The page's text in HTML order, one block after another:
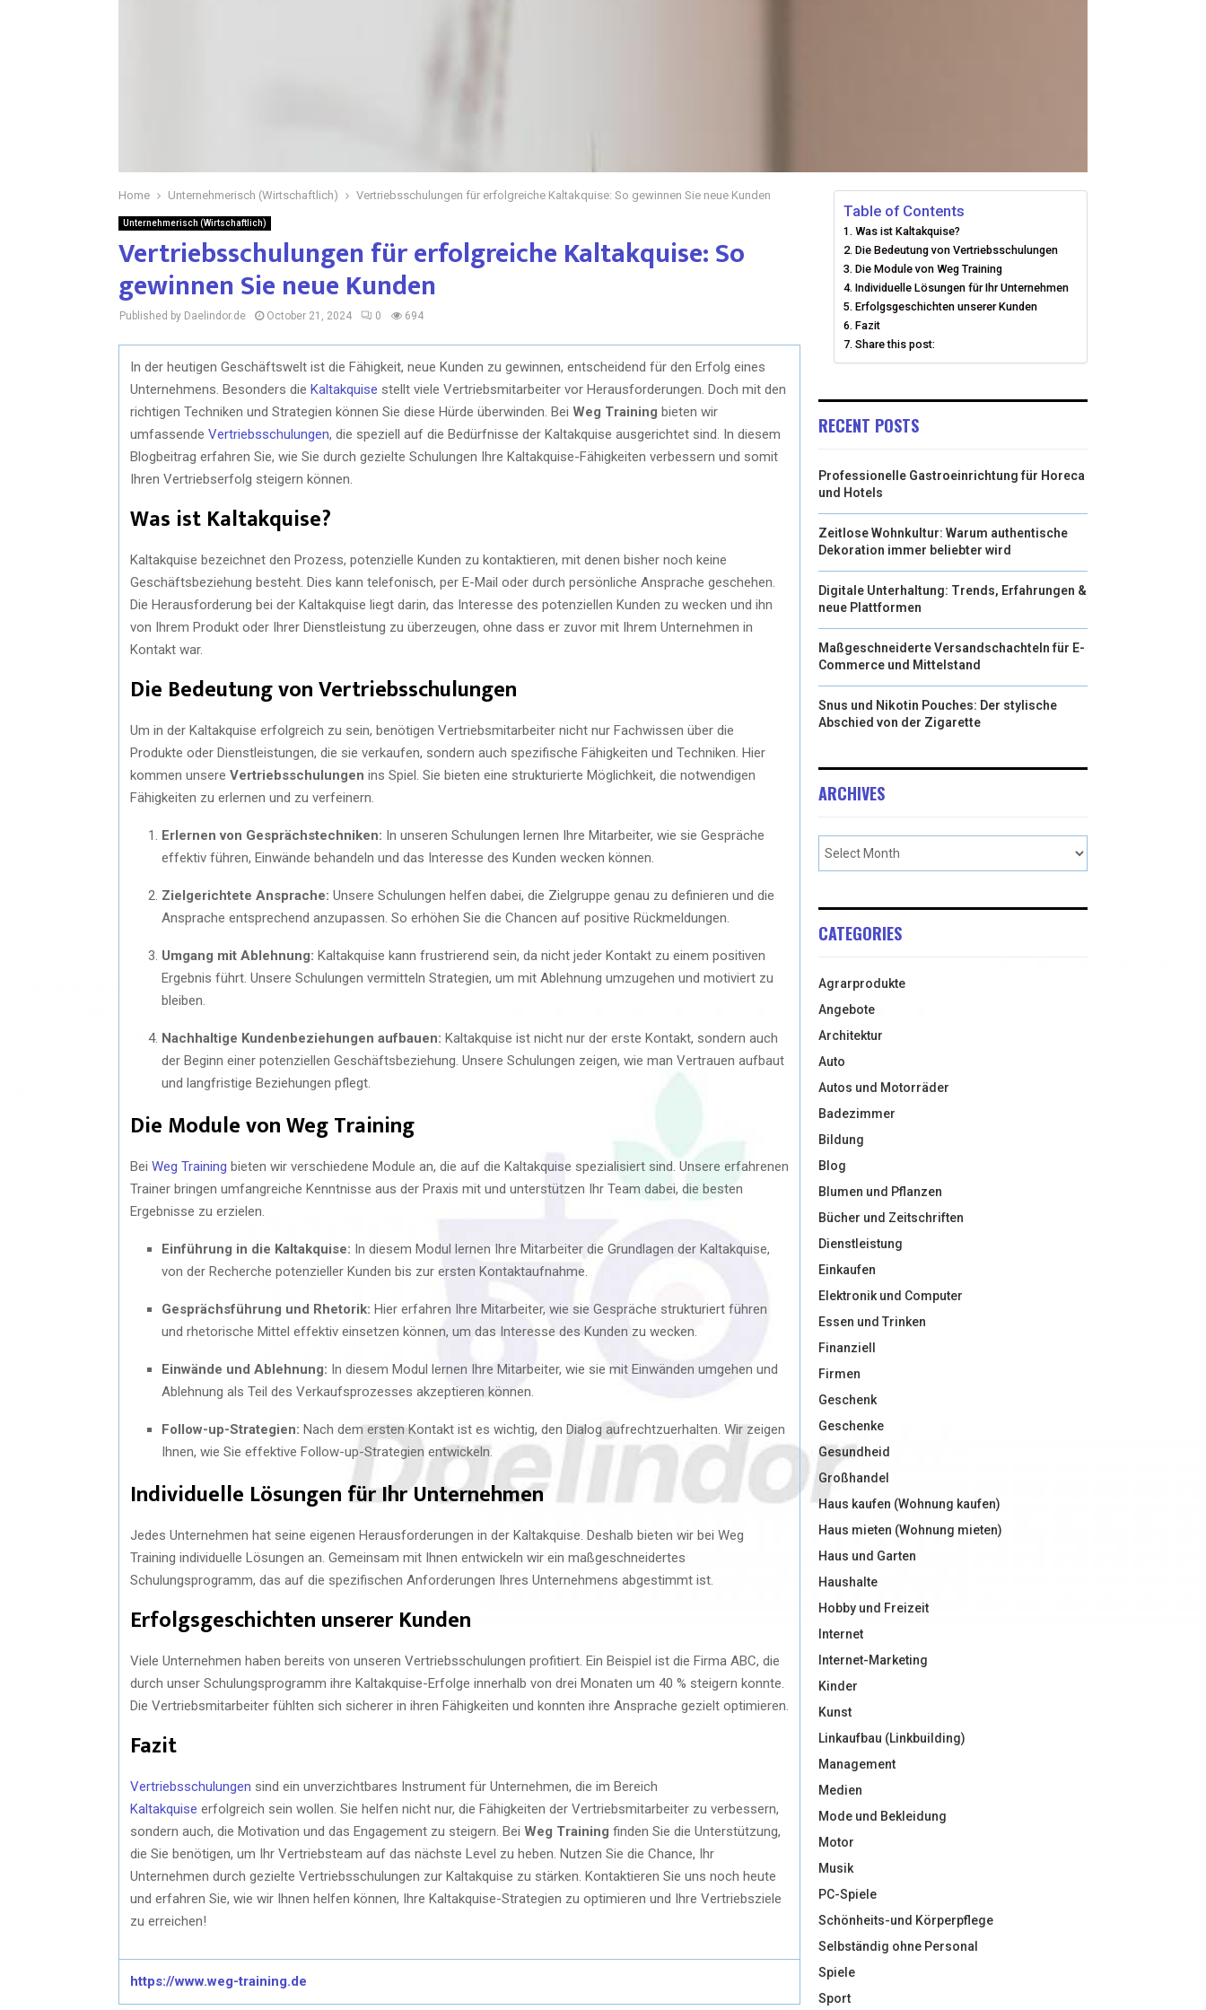
Home Unternehmerisch (Wirtschaftlich) Vertriebsschulungen für erfolgreiche Kaltakquise: So gewinnen Sie neue Kunden
Unternehmerisch (Wirtschaftlich)
Vertriebsschulungen für erfolgreiche Kaltakquise: So
gewinnen Sie neue Kunden
Published by Daelindor.de October 21, 2024 0 694
In der heutigen Geschäftswelt ist die Fähigkeit, neue Kunden zu gewinnen, entscheidend für den Erfolg eines
Unternehmens. Besonders die Kaltakquise stellt viele Vertriebsmitarbeiter vor Herausforderungen. Doch mit den
richtigen Techniken und Strategien können Sie diese Hürde überwinden. Bei Weg Training bieten wir
umfassende Vertriebsschulungen, die speziell auf die Bedürfnisse der Kaltakquise ausgerichtet sind. In diesem
Blogbeitrag erfahren Sie, wie Sie durch gezielte Schulungen Ihre Kaltakquise-Fähigkeiten verbessern und somit
Ihren Vertriebserfolg steigern können.
Was ist Kaltakquise?
Kaltakquise bezeichnet den Prozess, potenzielle Kunden zu kontaktieren, mit denen bisher noch keine
Geschäftsbeziehung besteht. Dies kann telefonisch, per E-Mail oder durch persönliche Ansprache geschehen.
Die Herausforderung bei der Kaltakquise liegt darin, das Interesse des potenziellen Kunden zu wecken und ihn
von Ihrem Produkt oder Ihrer Dienstleistung zu überzeugen, ohne dass er zuvor mit Ihrem Unternehmen in
Kontakt war.
Die Bedeutung von Vertriebsschulungen
Um in der Kaltakquise erfolgreich zu sein, benötigen Vertriebsmitarbeiter nicht nur Fachwissen über die
Produkte oder Dienstleistungen, die sie verkaufen, sondern auch spezifische Fähigkeiten und Techniken. Hier
kommen unsere Vertriebsschulungen ins Spiel. Sie bieten eine strukturierte Möglichkeit, die notwendigen
Fähigkeiten zu erlernen und zu verfeinern.
Erlernen von Gesprächstechniken: In unseren Schulungen lernen Ihre Mitarbeiter, wie sie Gespräche
effektiv führen, Einwände behandeln und das Interesse des Kunden wecken können.
Zielgerichtete Ansprache: Unsere Schulungen helfen dabei, die Zielgruppe genau zu definieren und die
Ansprache entsprechend anzupassen. So erhöhen Sie die Chancen auf positive Rückmeldungen.
Umgang mit Ablehnung: Kaltakquise kann frustrierend sein, da nicht jeder Kontakt zu einem positiven
Ergebnis führt. Unsere Schulungen vermitteln Strategien, um mit Ablehnung umzugehen und motiviert zu
bleiben.
Nachhaltige Kundenbeziehungen aufbauen: Kaltakquise ist nicht nur der erste Kontakt, sondern auch
der Beginn einer potenziellen Geschäftsbeziehung. Unsere Schulungen zeigen, wie man Vertrauen aufbaut
und langfristige Beziehungen pflegt.
Die Module von Weg Training
Bei Weg Training bieten wir verschiedene Module an, die auf die Kaltakquise spezialisiert sind. Unsere erfahrenen
Trainer bringen umfangreiche Kenntnisse aus der Praxis mit und unterstützen Ihr Team dabei, die besten
Ergebnisse zu erzielen.
Einführung in die Kaltakquise: In diesem Modul lernen Ihre Mitarbeiter die Grundlagen der Kaltakquise,
von der Recherche potenzieller Kunden bis zur ersten Kontaktaufnahme.
Gesprächsführung und Rhetorik: Hier erfahren Ihre Mitarbeiter, wie sie Gespräche strukturiert führen
und rhetorische Mittel effektiv einsetzen können, um das Interesse des Kunden zu wecken.
Einwände und Ablehnung: In diesem Modul lernen Ihre Mitarbeiter, wie sie mit Einwänden umgehen und
Ablehnung als Teil des Verkaufsprozesses akzeptieren können.
Follow-up-Strategien: Nach dem ersten Kontakt ist es wichtig, den Dialog aufrechtzuerhalten. Wir zeigen
Ihnen, wie Sie effektive Follow-up-Strategien entwickeln.
Individuelle Lösungen für Ihr Unternehmen
Jedes Unternehmen hat seine eigenen Herausforderungen in der Kaltakquise. Deshalb bieten wir bei Weg
Training individuelle Lösungen an. Gemeinsam mit Ihnen entwickeln wir ein maßgeschneidertes
Schulungsprogramm, das auf die spezifischen Anforderungen Ihres Unternehmens abgestimmt ist.
Erfolgsgeschichten unserer Kunden
Viele Unternehmen haben bereits von unseren Vertriebsschulungen profitiert. Ein Beispiel ist die Firma ABC, die
durch unser Schulungsprogramm ihre Kaltakquise-Erfolge innerhalb von drei Monaten um 40 % steigern konnte.
Die Vertriebsmitarbeiter fühlten sich sicherer in ihren Fähigkeiten und konnten ihre Ansprache gezielt optimieren.
Fazit
Vertriebsschulungen sind ein unverzichtbares Instrument für Unternehmen, die im Bereich
Kaltakquise erfolgreich sein wollen. Sie helfen nicht nur, die Fähigkeiten der Vertriebsmitarbeiter zu verbessern,
sondern auch, die Motivation und das Engagement zu steigern. Bei Weg Training finden Sie die Unterstützung,
die Sie benötigen, um Ihr Vertriebsteam auf das nächste Level zu heben. Nutzen Sie die Chance, Ihr
Unternehmen durch gezielte Vertriebsschulungen zur Kaltakquise zu stärken. Kontaktieren Sie uns noch heute
und erfahren Sie, wie wir Ihnen helfen können, Ihre Kaltakquise-Strategien zu optimieren und Ihre Vertriebsziele
zu erreichen!
https://www.weg-training.de
Table of Contents
Was ist Kaltakquise?
Die Bedeutung von Vertriebsschulungen
Die Module von Weg Training
Individuelle Lösungen für Ihr Unternehmen
Erfolgsgeschichten unserer Kunden
Fazit
Share this post:
RECENT POSTS
Professionelle Gastroeinrichtung für Horeca
und Hotels
Zeitlose Wohnkultur: Warum authentische
Dekoration immer beliebter wird
Digitale Unterhaltung: Trends, Erfahrungen &
neue Plattformen
Maßgeschneiderte Versandschachteln für E-
Commerce und Mittelstand
Snus und Nikotin Pouches: Der stylische
Abschied von der Zigarette
ARCHIVES
CATEGORIES
Agrarprodukte
Angebote
Architektur
Auto
Autos und Motorräder
Badezimmer
Bildung
Blog
Blumen und Pflanzen
Bücher und Zeitschriften
Dienstleistung
Einkaufen
Elektronik und Computer
Essen und Trinken
Finanziell
Firmen
Geschenk
Geschenke
Gesundheid
Großhandel
Haus kaufen (Wohnung kaufen)
Haus mieten (Wohnung mieten)
Haus und Garten
Haushalte
Hobby und Freizeit
Internet
Internet-Marketing
Kinder
Kunst
Linkaufbau (Linkbuilding)
Management
Medien
Mode und Bekleidung
Motor
Musik
PC-Spiele
Schönheits-und Körperpflege
Selbständig ohne Personal
Spiele
Sport